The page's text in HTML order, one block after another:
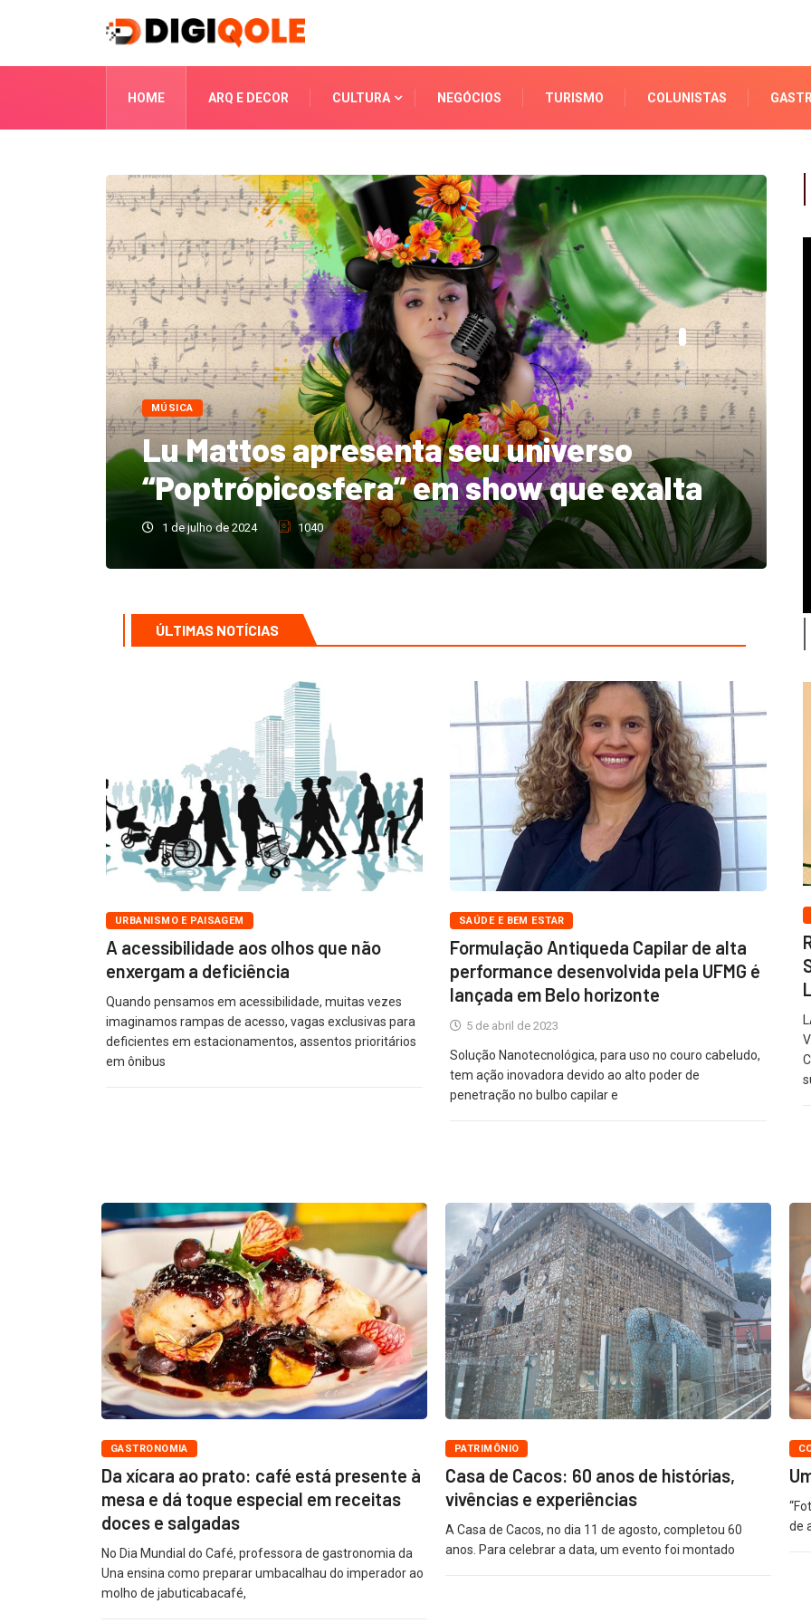
HOME ARQ E DECOR CULTURA NEGÓCIOS TURISMO COLUNISTAS
seu universo
em show que exalta
AGENDA
Transformando
ESPAÇO MOMENTUM
apresenta o
28 de junho de 2024 1356
ÚLTIMAS NOTÍCIAS
URBANISMO E PAISAGEM
A acessibilidade aos olhos que não
enxergam a deficiência
Quando pensamos em acessibilidade, muitas vezes
imaginamos rampas de acesso, vagas exclusivas para
deficientes em estacionamentos, assentos prioritários
em ônibus
SAÚDE E BEM ESTAR
Formulação Antiqueda Capilar de alta
performance desenvolvida pela UFMG é
lançada em Belo horizonte
5 de abril de 2023
Solução Nanotecnológica, para uso no couro cabeludo,
tem ação inovadora devido ao alto poder de
penetração no bulbo capilar e
GASTRONOMIA
Da xícara ao prato: café está presente à
mesa e dá toque especial em receitas
doces e salgadas
No Dia Mundial do Café, professora de gastronomia da
Una ensina como preparar umbacalhau do imperador ao
molho de jabuticabacafé,
PATRIMÔNIO
Casa de Cacos: 60 anos de histórias,
vivências e experiências
A Casa de Cacos, no dia 11 de agosto, completou 60
anos. Para celebrar a data, um evento foi montado
de